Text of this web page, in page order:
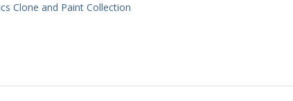
Clone and Paint Collection